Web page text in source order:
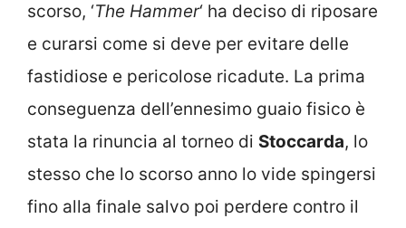
scorso, ‘The Hammer‘ ha deciso di riposare
e curarsi come si deve per evitare delle
fastidiose e pericolose ricadute. La prima
conseguenza dell’ennesimo guaio fisico è
stata la rinuncia al torneo di Stoccarda, lo
stesso che lo scorso anno lo vide spingersi
fino alla finale salvo poi perdere contro il